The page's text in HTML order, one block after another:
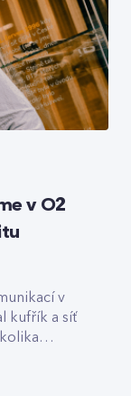
v O2
v
kufřík a síť
sítě. V